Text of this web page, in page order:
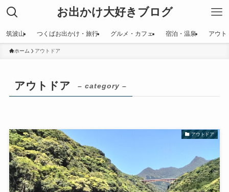
お出かけ大好きブログ
筑波山 つくばお出かけ・旅行 グルメ・カフェ 宿泊・温泉 アウト
ホーム アウトドア
アウトドア – category –
アウトドア